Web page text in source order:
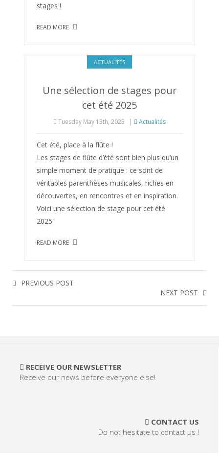
stages !
READ MORE
ACTUALITÉS
Une sélection de stages pour
cet été 2025
Tuesday May 13th, 2025 | Actualités
Cet été, place à la flûte !
Les stages de flûte d’été sont bien plus qu’un
simple moment de pratique : ce sont de
véritables parenthèses musicales, riches en
découvertes, en rencontres et en inspiration.
Voici une sélection de stage pour cet été
2025
READ MORE
PREVIOUS POST
NEXT POST
RECEIVE OUR NEWSLETTER
Receive our news before everyone else!
CONTACT US
Do not hesitate to contact us !